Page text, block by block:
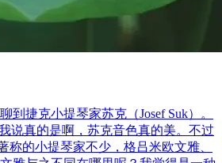
到捷克小提琴家苏克（Josef Suk）。
说真的是啊，苏克音色真的美。不过
称的小提琴家不少，格吕米欧文雅、